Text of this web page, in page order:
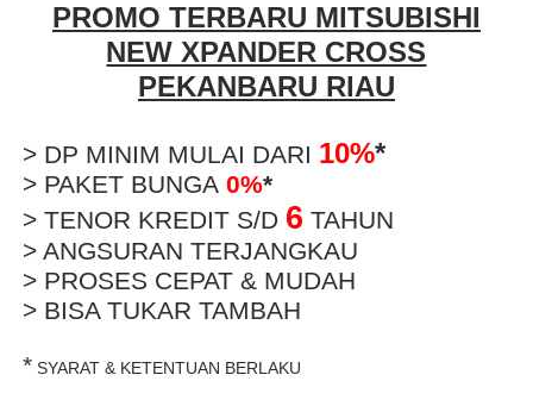
PROMO TERBARU MITSUBISHI
NEW XPANDER CROSS
PEKANBARU RIAU
> DP MINIM MULAI DARI 10%*
> PAKET BUNGA 0%*
> TENOR KREDIT S/D 6 TAHUN
> ANGSURAN TERJANGKAU
> PROSES CEPAT & MUDAH
> BISA TUKAR TAMBAH
*SYARAT & KETENTUAN BERLAKU